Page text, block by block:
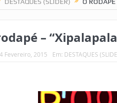
–
4 Fevereiro, 2015 Em: DESTAQUES